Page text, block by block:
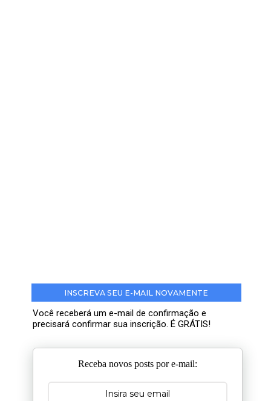
INSCREVA SEU E-MAIL NOVAMENTE
Você receberá um e-mail de confirmação e
precisará confirmar sua inscrição. É GRÁTIS!
Receba novos posts por e-mail: